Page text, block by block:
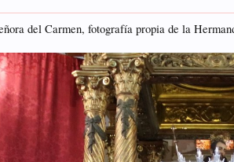
del Carmen, fotografía propia de la